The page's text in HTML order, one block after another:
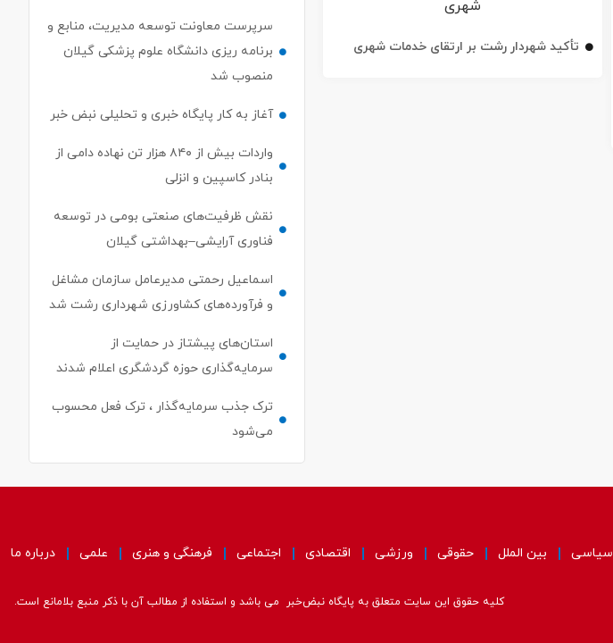
تأکید شهردار رشت بر ارتقای خدمات شهری
سرپرست معاونت توسعه مدیریت، منابع و
برنامه ریزی دانشگاه علوم پزشکی گیلان
منصوب شد
آغاز به کار پایگاه خبری و تحلیلی نبض خبر
واردات بیش از ۸۴۰ هزار تن نهاده دامی از
بنادر كاسپین و انزلی
نقش ظرفیت‌های صنعتی بومی در توسعه
فناوری آرایشی–بهداشتی گیلان
اسماعیل رحمتی مدیرعامل سازمان مشاغل
و فرآورده‌های کشاورزی شهرداری رشت شد
استان‌های پیشتاز در حمایت از
سرمایه‌گذاری حوزه گردشگری اعلام شدند
ترک جذب سرمایه‌گذار ، ترک فعل محسوب
می‌شود
سیاسی بین الملل حقوقی ورزشی اقتصادی اجتماعی فرهنگی و هنری علمی درباره ما
کلیه حقوق این سایت متعلق به پایگاه نبض‌خبر می باشد و استفاده از مطالب آن با ذکر منبع بلامانع است.